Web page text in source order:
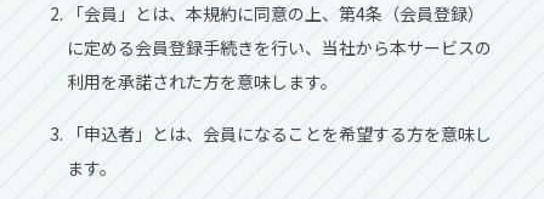
「会員」とは、本規約に同意の上、第4条（会員登録）
に定める会員登録手続きを行い、当社から本サービスの
利用を承諾された方を意味します。
「申込者」とは、会員になることを希望する方を意味し
ます。